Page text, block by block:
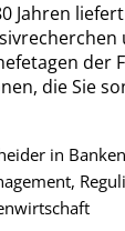
Jahren liefert
der
die Sie
in